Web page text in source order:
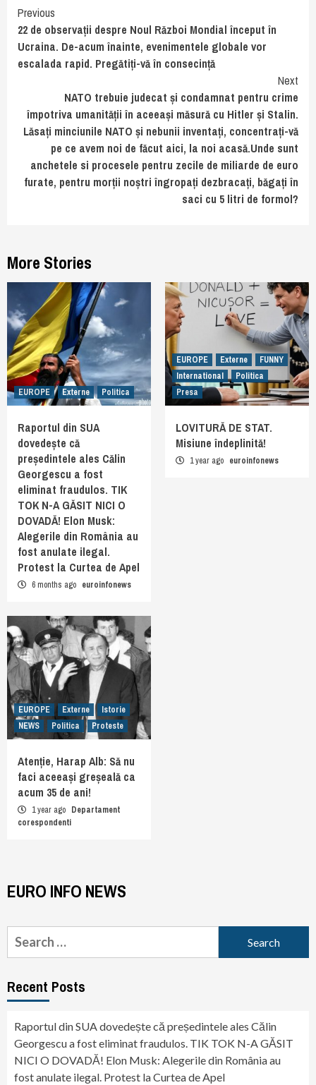
Continue
Reading
Previous
22 de observații despre Noul Război Mondial început în
Ucraina. De-acum înainte, evenimentele globale vor
escalada rapid. Pregătiți-vă în consecință
Next
NATO trebuie judecat și condamnat pentru crime
împotriva umanității în aceeași măsură cu Hitler și Stalin.
Lăsați minciunile NATO și nebunii inventați, concentrați-vă
pe ce avem noi de făcut aici, la noi acasă.Unde sunt
anchetele si procesele pentru zecile de miliarde de euro
furate, pentru morții noștri îngropați dezbracați, băgați în
saci cu 5 litri de formol?
More Stories
EUROPE Externe Politica
Raportul din SUA
dovedește că
președintele ales Călin
Georgescu a fost
eliminat fraudulos. TIK
TOK N-A GĂSIT NICI O
DOVADĂ! Elon Musk:
Alegerile din România au
fost anulate ilegal.
Protest la Curtea de Apel
6 months ago euroinfonews
EUROPE Externe
FUNNY
International
Politica
Presa
LOVITURĂ DE STAT.
Misiune îndeplinită!
1 year ago euroinfonews
EUROPE Externe
Istorie
NEWS
Politica Proteste
Atenție, Harap Alb: Să nu
faci aceeași greșeală ca
acum 35 de ani!
1 year ago Departament
corespondenti
EURO INFO NEWS
Search
for:
Recent Posts
Raportul din SUA dovedește că președintele ales Călin
Georgescu a fost eliminat fraudulos. TIK TOK N-A GĂSIT
NICI O DOVADĂ! Elon Musk: Alegerile din România au
fost anulate ilegal. Protest la Curtea de Apel